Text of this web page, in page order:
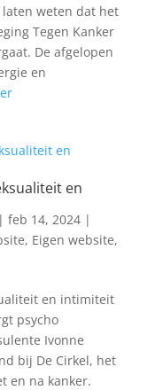
weten dat het
Tegen Kanker
De afgelopen
en
en
| feb 14, 2024|
, Eigen website,
en intimiteit
psycho
Ivonne
bij De Cirkel, het
en na kanker.